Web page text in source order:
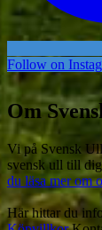
Follow on
Om
Vi på Svensk
svensk ull till
du läsa mer om
Här hittar du